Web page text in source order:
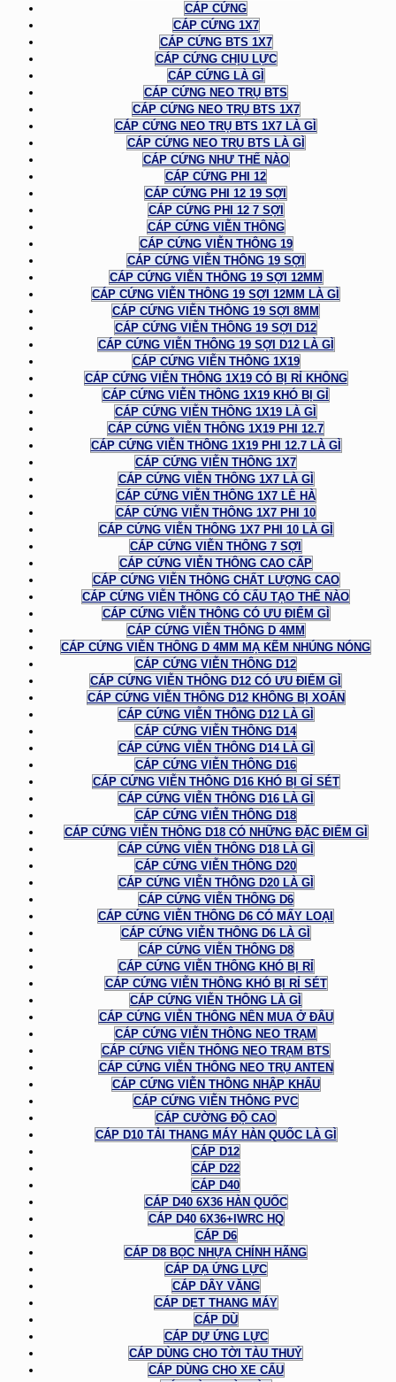
CÁP CỨNG
CÁP CỨNG 1X7
CÁP CỨNG BTS 1X7
CÁP CỨNG CHỊU LỰC
CÁP CỨNG LÀ GÌ
CÁP CỨNG NEO TRỤ BTS
CÁP CỨNG NEO TRỤ BTS 1X7
CÁP CỨNG NEO TRỤ BTS 1X7 LÀ GÌ
CÁP CỨNG NEO TRỤ BTS LÀ GÌ
CÁP CỨNG NHƯ THẾ NÀO
CÁP CỨNG PHI 12
CÁP CỨNG PHI 12 19 SỢI
CÁP CỨNG PHI 12 7 SỢI
CÁP CỨNG VIỄN THÔNG
CÁP CỨNG VIỄN THÔNG 19
CÁP CỨNG VIỄN THÔNG 19 SỢI
CÁP CỨNG VIỄN THÔNG 19 SỢI 12MM
CÁP CỨNG VIỄN THÔNG 19 SỢI 12MM LÀ GÌ
CÁP CỨNG VIỄN THÔNG 19 SỢI 8MM
CÁP CỨNG VIỄN THÔNG 19 SỢI D12
CÁP CỨNG VIỄN THÔNG 19 SỢI D12 LÀ GÌ
CÁP CỨNG VIỄN THÔNG 1X19
CÁP CỨNG VIỄN THÔNG 1X19 CÓ BỊ RỈ KHÔNG
CÁP CỨNG VIỄN THÔNG 1X19 KHÓ BỊ GỈ
CÁP CỨNG VIỄN THÔNG 1X19 LÀ GÌ
CÁP CỨNG VIỄN THÔNG 1X19 PHI 12.7
CÁP CỨNG VIỄN THÔNG 1X19 PHI 12.7 LÀ GÌ
CÁP CỨNG VIỄN THÔNG 1X7
CÁP CỨNG VIỄN THÔNG 1X7 LÀ GÌ
CÁP CỨNG VIỄN THÔNG 1X7 LÊ HÀ
CÁP CỨNG VIỄN THÔNG 1X7 PHI 10
CÁP CỨNG VIỄN THÔNG 1X7 PHI 10 LÀ GÌ
CÁP CỨNG VIỄN THÔNG 7 SỢI
CÁP CỨNG VIỄN THÔNG CAO CẤP
CÁP CỨNG VIỄN THÔNG CHẤT LƯỢNG CAO
CÁP CỨNG VIỄN THÔNG CÓ CẤU TẠO THẾ NÀO
CÁP CỨNG VIỄN THÔNG CÓ ƯU ĐIỂM GÌ
CÁP CỨNG VIỄN THÔNG D 4MM
CÁP CỨNG VIỄN THÔNG D 4MM MẠ KẼM NHÚNG NÓNG
CÁP CỨNG VIỄN THÔNG D12
CÁP CỨNG VIỄN THÔNG D12 CÓ ƯU ĐIỂM GÌ
CÁP CỨNG VIỄN THÔNG D12 KHÔNG BỊ XOẮN
CÁP CỨNG VIỄN THÔNG D12 LÀ GÌ
CÁP CỨNG VIỄN THÔNG D14
CÁP CỨNG VIỄN THÔNG D14 LÀ GÌ
CÁP CỨNG VIỄN THÔNG D16
CÁP CỨNG VIỄN THÔNG D16 KHÓ BỊ GỈ SÉT
CÁP CỨNG VIỄN THÔNG D16 LÀ GÌ
CÁP CỨNG VIỄN THÔNG D18
CÁP CỨNG VIỄN THÔNG D18 CÓ NHỮNG ĐẶC ĐIỂM GÌ
CÁP CỨNG VIỄN THÔNG D18 LÀ GÌ
CÁP CỨNG VIỄN THÔNG D20
CÁP CỨNG VIỄN THÔNG D20 LÀ GÌ
CÁP CỨNG VIỄN THÔNG D6
CÁP CỨNG VIỄN THÔNG D6 CÓ MẤY LOẠI
CÁP CỨNG VIỄN THÔNG D6 LÀ GÌ
CÁP CỨNG VIỄN THÔNG D8
CÁP CỨNG VIỄN THÔNG KHÓ BỊ RỈ
CÁP CỨNG VIỄN THÔNG KHÓ BỊ RỈ SÉT
CÁP CỨNG VIỄN THÔNG LÀ GÌ
CÁP CỨNG VIỄN THÔNG NÊN MUA Ở ĐÂU
CÁP CỨNG VIỄN THÔNG NEO TRẠM
CÁP CỨNG VIỄN THÔNG NEO TRẠM BTS
CÁP CỨNG VIỄN THÔNG NEO TRỤ ANTEN
CÁP CỨNG VIỄN THÔNG NHẬP KHẨU
CÁP CỨNG VIỄN THÔNG PVC
CÁP CƯỜNG ĐỘ CAO
CÁP D10 TẢI THANG MÁY HÀN QUỐC LÀ GÌ
CÁP D12
CÁP D22
CÁP D40
CÁP D40 6X36 HÀN QUỐC
CÁP D40 6X36+IWRC HQ
CÁP D6
CÁP D8 BỌC NHỰA CHÍNH HÃNG
CÁP DẠ ỨNG LỰC
CÁP DÂY VĂNG
CÁP DẸT THANG MÁY
CÁP DÙ
CÁP DỰ ỨNG LỰC
CÁP DÙNG CHO TỜI TÀU THUỶ
CÁP DÙNG CHO XE CẨU